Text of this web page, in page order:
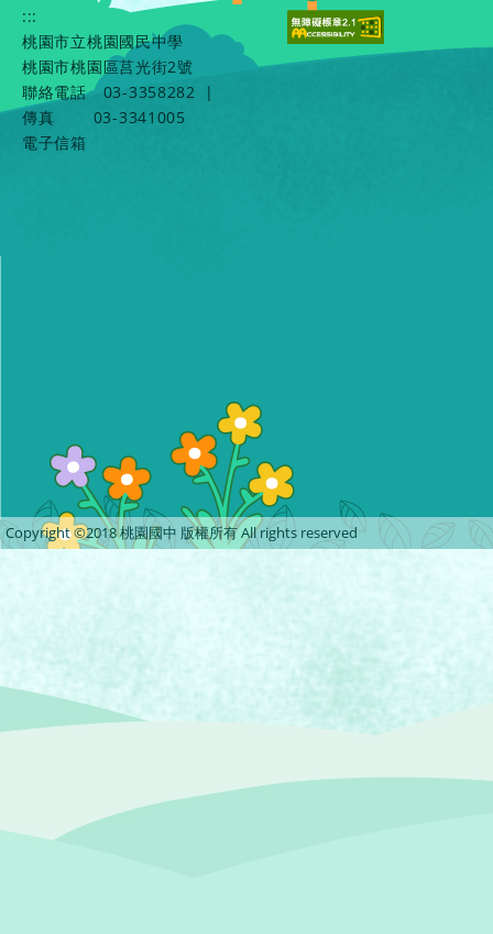
:::
桃園市立桃園國民中學
桃園市桃園區莒光街2號
聯絡電話
03-3358282
|
傳真
03-3341005
電子信箱
Copyright ©2018 桃園國中 版權所有 All rights reserved